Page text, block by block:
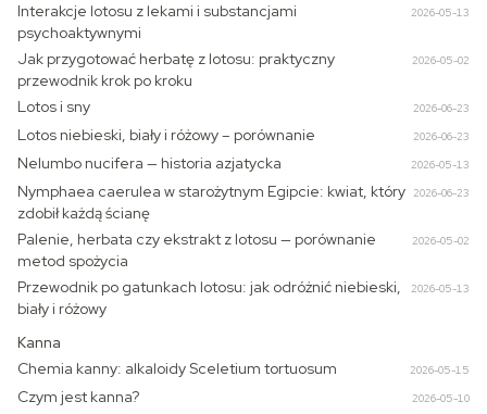
Interakcje lotosu z lekami i substancjami
psychoaktywnymi
2026-05-13
Jak przygotować herbatę z lotosu: praktyczny
przewodnik krok po kroku
2026-05-02
Lotos i sny 2026-06-23
Lotos niebieski, biały i różowy – porównanie 2026-06-23
Nelumbo nucifera — historia azjatycka 2026-05-13
Nymphaea caerulea w starożytnym Egipcie: kwiat, który
zdobił każdą ścianę
2026-06-23
Palenie, herbata czy ekstrakt z lotosu — porównanie
metod spożycia
2026-05-02
Przewodnik po gatunkach lotosu: jak odróżnić niebieski,
biały i różowy
2026-05-13
Kanna
Chemia kanny: alkaloidy Sceletium tortuosum 2026-05-15
Czym jest kanna? 2026-05-10